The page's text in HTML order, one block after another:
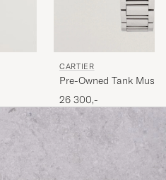
CARTIER
Pre-Owned Tank Must
26 300,-